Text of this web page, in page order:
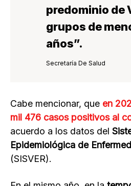
predominio de
grupos de
años”.
Secretaría De Salud
Cabe mencionar, que en
mil 476 casos positivos al
acuerdo a los datos del
Epidemiológica de
(SISVER).